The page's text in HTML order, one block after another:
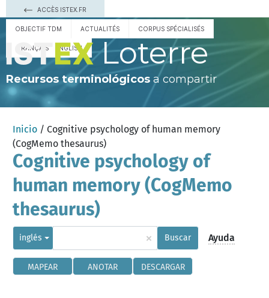
ACCÈS ISTEX.FR
OBJECTIF TDM ACTUALITÉS CORPUS SPÉCIALISÉS
FRANÇAIS ENGLISH Loterre
Recursos terminológicos a compartir
Inicio / Cognitive psychology of human memory
(CogMemo thesaurus)
Cognitive psychology of
human memory (CogMemo
thesaurus)
inglés × Buscar Ayuda
MAPEAR ANOTAR DESCARGAR